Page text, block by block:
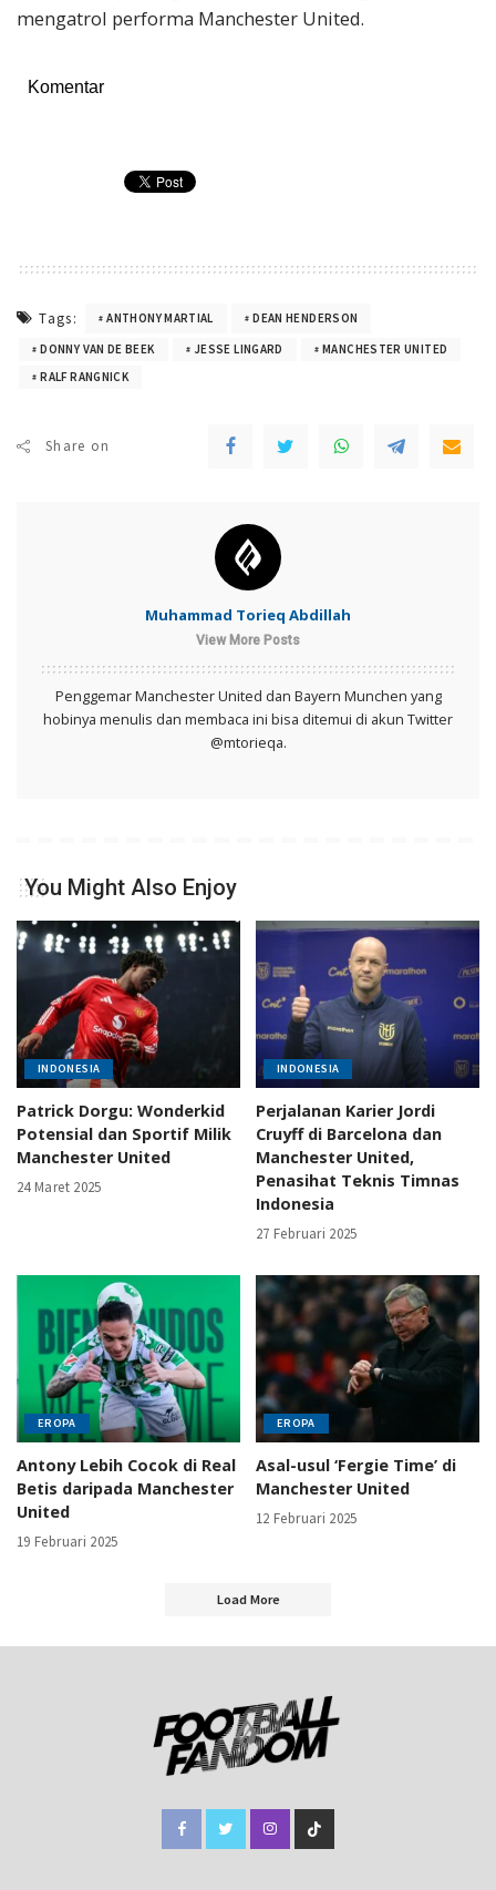
mengatrol performa Manchester United.
Komentar
Tags: ANTHONY MARTIAL
DEAN HENDERSON
DONNY VAN DE BEEK
JESSE LINGARD
MANCHESTER UNITED
RALF RANGNICK
Share on
Muhammad Torieq Abdillah
View More Posts
Penggemar Manchester United dan Bayern Munchen yang
hobinya menulis dan membaca ini bisa ditemui di akun Twitter
@mtorieqa.
You Might Also Enjoy
INDONESIA
Patrick Dorgu: Wonderkid
Potensial dan Sportif Milik
Manchester United
24 Maret 2025
INDONESIA
Perjalanan Karier Jordi
Cruyff di Barcelona dan
Manchester United,
Penasihat Teknis Timnas
Indonesia
27 Februari 2025
EROPA
Antony Lebih Cocok di Real
Betis daripada Manchester
United
19 Februari 2025
EROPA
Asal-usul ‘Fergie Time’ di
Manchester United
12 Februari 2025
Load More